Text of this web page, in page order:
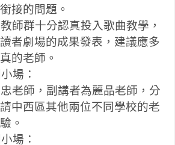
接的問題。
師群十分認真投入歌曲教學，
者劇場的成果發表，建議應多
的老師。
場：
老師，副講者為麗品老師，分
中西區其他兩位不同學校的老
。
場：